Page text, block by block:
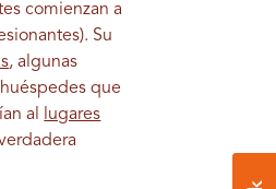
comienzan a
Su
, algunas
que
al
lugares